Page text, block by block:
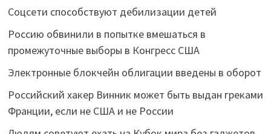
Соцсети способствуют дебилизации детей
Россию обвинили в попытке вмешаться в
промежуточные выборы в Конгресс США
Электронные блокчейн облигации введены в оборот
Российский хакер Винник может быть выдан греками
Франции, если не США и не России